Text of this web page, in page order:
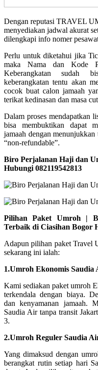
Dengan reputasi TRAVEL
menyediakan jadwal akurat
dilengkapi info nomer
Perlu untuk diketahui jika
maka Nama dan Kode
Keberangkatan sudah
keberangkatan tentu akan
cocok buat calon jamaah
terikat kedinasan dan masa
Dalam proses mendapatkan
bisa membuktikan dapat
jamaah dengan
“non-refundable”.
Biro Perjalanan Haji dan
Hubungi 082119542813
Pilihan Paket Umroh |
Terbaik di Ciasihan Bogor
Adapun pilihan paket Travel
sekarang ini ialah:
1.Umroh Ekonomis Saudia
Kami sediakan paket umroh
terkendala dengan biaya.
dan kenyamanan jamaah.
Saudia Air tanpa transit
3.
2.Umroh Reguler Saudia
Yang dimaksud dengan
berangkat rutin setiap hari